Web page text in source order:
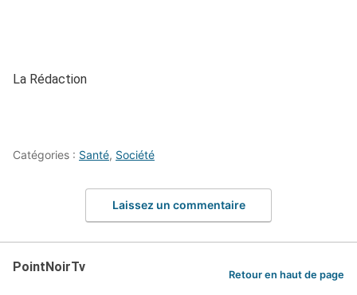
La Rédaction
Catégories : Santé, Société
Laissez un commentaire
PointNoirTv
Retour en haut de page